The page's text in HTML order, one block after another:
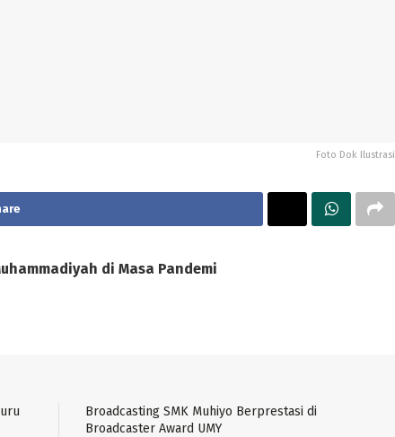
Foto Dok Ilustrasi
di Masa Pandemi
Broadcasting SMK Muhiyo Berprestasi di
Broadcaster Award UMY